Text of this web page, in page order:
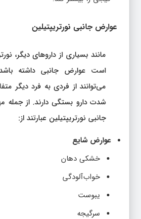
عوارض جانبی نورتریپتیلین
مانند بسیاری از داروهای دیگر،
است عوارض جانبی داشته
می‌توانند از فردی به فرد دیگر
شدت دارو بستگی دارند. از جمله
جانبی نورتریپتیلین عبارتند از:
عوارض شایع
خشکی دهان
خواب‌آلودگی
یبوست
سرگیجه